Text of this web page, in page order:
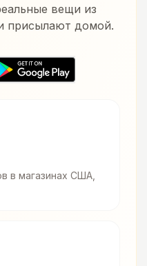
вещи из
присылают домой.
в магазинах США,